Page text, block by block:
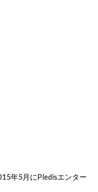
年5月にPledisエンター